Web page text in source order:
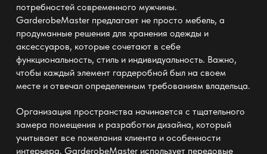
потребностей современного мужчины.
GarderobeMasterпредлагает не просто мебель, а
продуманные решения для хранения одежды и
аксессуаров, которые сочетают в себе
функциональность, стиль и индивидуальность. Важно,
чтобы каждый элемент гардеробной был на своем
месте и отвечал определенным требованиям владельца.
Организация пространства начинается с тщательного
замера помещения и разработки дизайна, который
учитывает все пожелания клиента и особенности
интерьера. GarderobeMasterиспользует передовые